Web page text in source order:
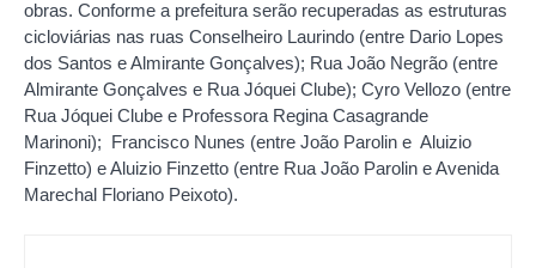
obras. Conforme a prefeitura serão recuperadas as estruturas
cicloviárias nas ruas Conselheiro Laurindo (entre Dario Lopes
dos Santos e Almirante Gonçalves); Rua João Negrão (entre
Almirante Gonçalves e Rua Jóquei Clube); Cyro Vellozo (entre
Rua Jóquei Clube e Professora Regina Casagrande
Marinoni); Francisco Nunes (entre João Parolin e Aluizio
Finzetto) e Aluizio Finzetto (entre Rua João Parolin e Avenida
Marechal Floriano Peixoto).